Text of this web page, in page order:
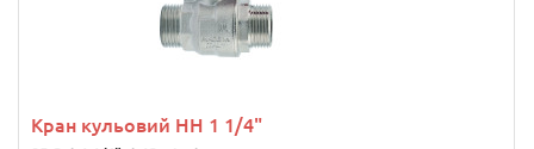
Кран кульовий НН 1 1/4"